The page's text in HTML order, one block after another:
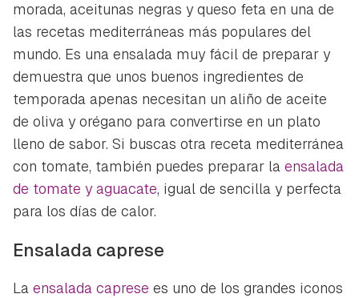
morada, aceitunas negras y queso feta en una de
las recetas mediterráneas más populares del
mundo. Es una ensalada muy fácil de preparar y
demuestra que unos buenos ingredientes de
temporada apenas necesitan un aliño de aceite
de oliva y orégano para convertirse en un plato
lleno de sabor. Si buscas otra receta mediterránea
con tomate, también puedes preparar la ensalada
de tomate y aguacate, igual de sencilla y perfecta
para los días de calor.
Ensalada caprese
La ensalada caprese es uno de los grandes iconos